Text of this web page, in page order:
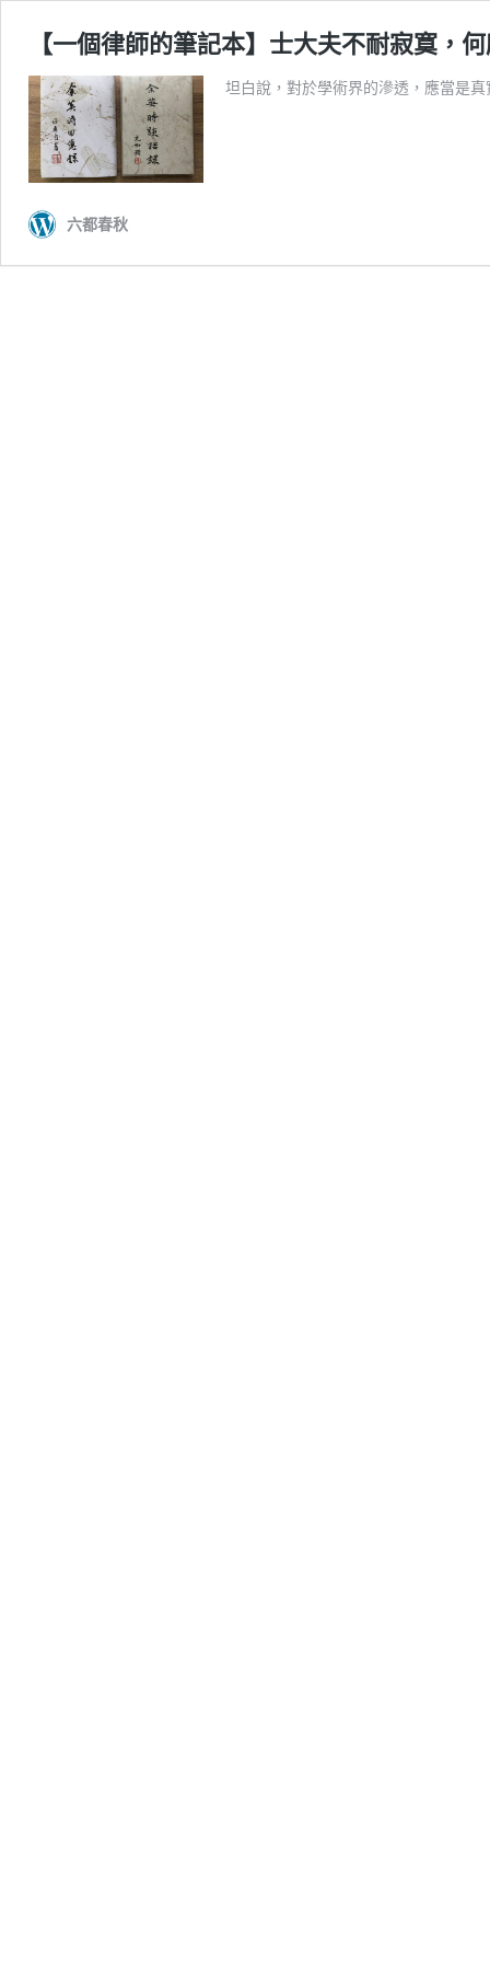
【一個律師的筆記本】士大夫不耐寂寞，
坦白說，對於學術界的滲透，應當是
六都春秋